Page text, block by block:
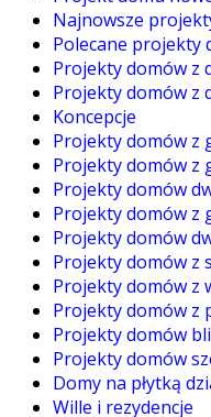
Najnowsze
Polecane projekty
Projekty domów z
Projekty domów z
Koncepcje
Projekty domów z
Projekty domów z
Projekty domów
Projekty domów z
Projekty domów
Projekty domów z
Projekty domów z
Projekty domów z
Projekty domów
Projekty domów
Domy na płytką
Wille i rezydencje